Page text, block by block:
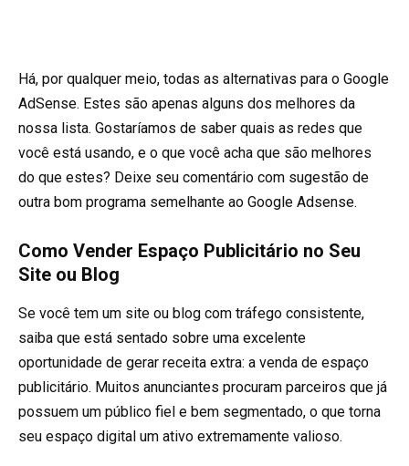
Há, por qualquer meio, todas as alternativas para o Google
AdSense. Estes são apenas alguns dos melhores da
nossa lista. Gostaríamos de saber quais as redes que
você está usando, e o que você acha que são melhores
do que estes? Deixe seu comentário com sugestão de
outra bom programa semelhante ao Google Adsense.
Como Vender Espaço Publicitário no Seu
Site ou Blog
Se você tem um site ou blog com tráfego consistente,
saiba que está sentado sobre uma excelente
oportunidade de gerar receita extra: a venda de espaço
publicitário. Muitos anunciantes procuram parceiros que já
possuem um público fiel e bem segmentado, o que torna
seu espaço digital um ativo extremamente valioso.